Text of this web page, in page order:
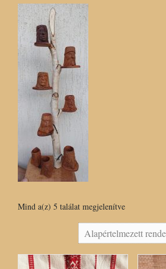
Mind a(z) 5 találat megjelenítve